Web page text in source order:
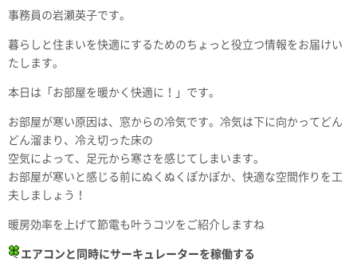
事務員の岩瀬英子です。
暮らしと住まいを快適にするためのちょっと役立つ情報をお届けい
たします。
本日は「お部屋を暖かく快適に！」です。
お部屋が寒い原因は、窓からの冷気です。冷気は下に向かってどん
どん溜まり、冷え切った床の
空気によって、足元から寒さを感じてしまいます。
お部屋が寒いと感じる前にぬくぬくぽかぽか、快適な空間作りを工
夫しましょう！
暖房効率を上げて節電も叶うコツをご紹介しますね
エアコンと同時にサーキュレーターを稼働する